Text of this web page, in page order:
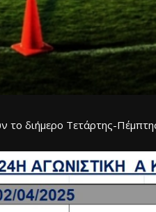
το διήμερο Τετάρτης-